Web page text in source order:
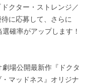
クター・ストレンジ／
に応募して、さらに
確率がアップします！
場公開最新作『ドクタ
マッドネス』オリジナ